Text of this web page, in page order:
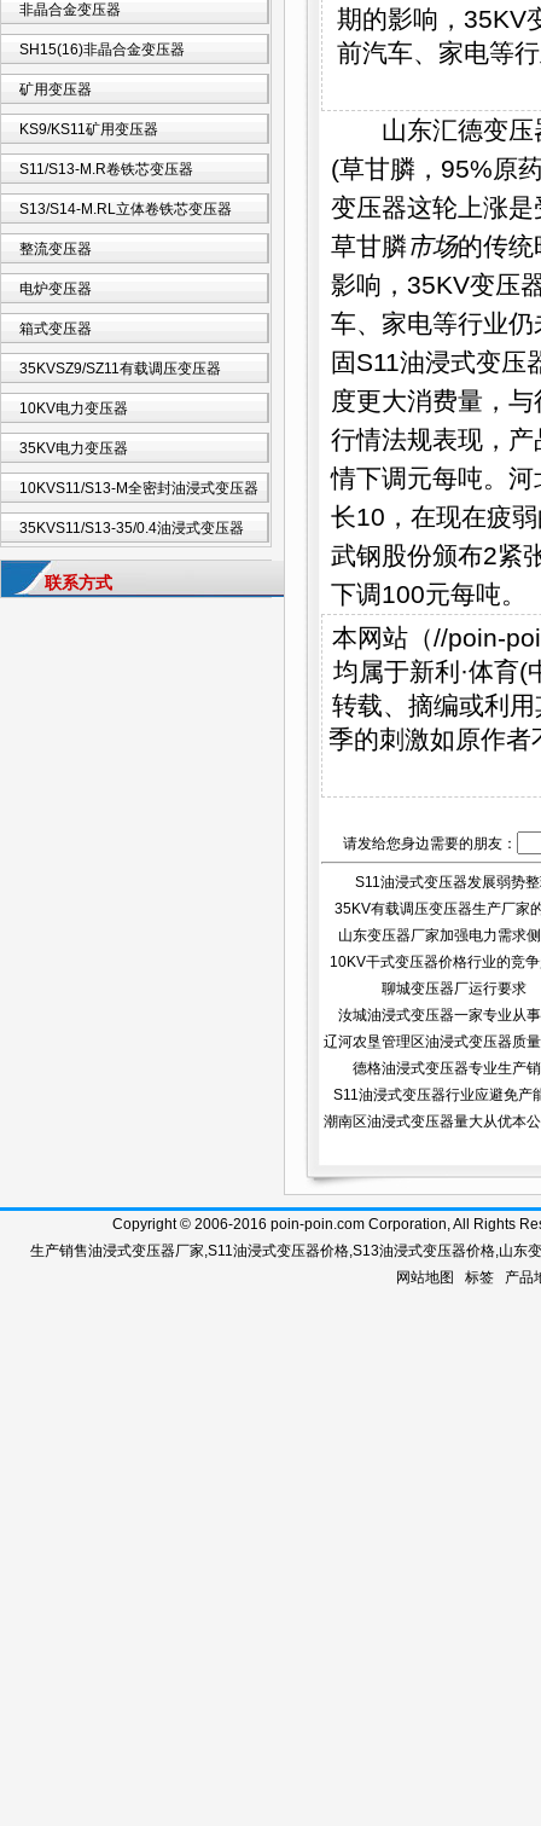
非晶合金变压器
SH15(16)非晶合金变压器
矿用变压器
KS9/KS11矿用变压器
S11/S13-M.R卷铁芯变压器
S13/S14-M.RL立体卷铁芯变压器
整流变压器
电炉变压器
箱式变压器
35KVSZ9/SZ11有载调压变压器
10KV电力变压器
35KV电力变压器
10KVS11/S13-M全密封油浸式变压器
35KVS11/S13-35/0.4油浸式变压器
联系方式
期的影响，35KV
前汽车、家电等
山东汇德变压器
(草甘膦，95%原
变压器这轮上涨
草甘膦市场的传统
影响，35KV变压
车、家电等行业
固S11油浸式变压
度更大消费量，
行情法规表现，
情下调元每吨。
长10，在现在疲
武钢股份颁布2紧
下调100元每吨。
本网站（//poin-
均属于新利·体育
转载、摘编或利
季的刺激如原作者
请发给您身边需要的朋友：
S11油浸式变压器发展弱势
35KV有载调压变压器生产厂家
山东变压器厂家加强电力需求
10KV干式变压器价格行业的竞
聊城变压器厂运行要求
汝城油浸式变压器一家专业从
辽河农垦管理区油浸式变压器质
德格油浸式变压器专业生产
S11油浸式变压器行业应避免产
潮南区油浸式变压器量大从优本
Copyright © 2006-2016 poin-poin.com Corporation, All Rights
生产销售油浸式变压器厂家,S11油浸式变压器价格,S13油浸式变压器价格,山东
网站地图
标签 产品